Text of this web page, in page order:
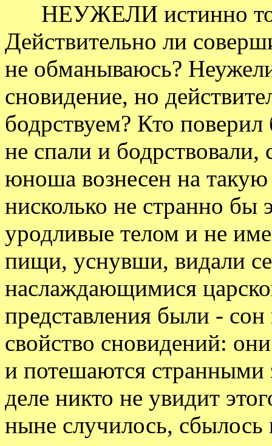
НЕУЖЕЛИ истинно то,
Действительно ли
не обманываюсь?
сновидение, но
бодрствуем? Кто
не спали и
юноша вознесен на
нисколько не странно бы
уродливые телом и не
пищи, уснувши, видали
наслаждающимися
представления были -
свойство сновидений:
и потешаются
деле никто не увидит
ныне случилось, сбылось